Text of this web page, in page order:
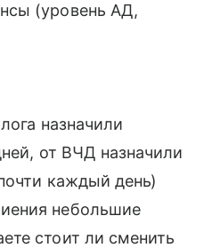
(уровень АД,
назначили
от ВЧД назначили
каждый день)
небольшие
стоит ли сменить